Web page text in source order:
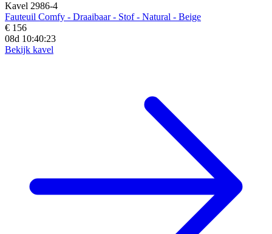
Kavel 2986-4
Fauteuil Comfy - Draaibaar - Stof - Natural - Beige
€ 156
08d 10:40:21
Bekijk kavel